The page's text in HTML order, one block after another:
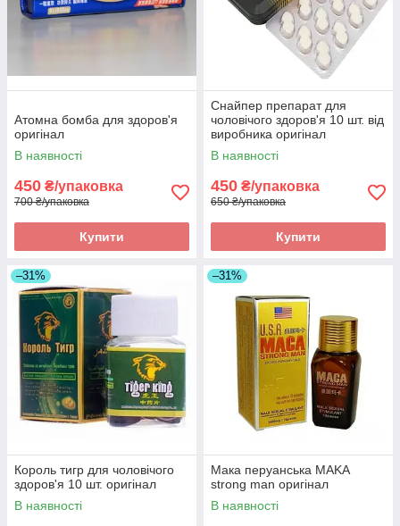
Атомна бомба для здоров'я
оригінал
В наявності
450 ₴/упаковка
700 ₴/упаковка
Купити
Снайпер препарат для
чоловічого здоров'я 10 шт. від
виробника оригінал
В наявності
450 ₴/упаковка
650 ₴/упаковка
Купити
–31%
Король тигр для чоловічого
здоров'я 10 шт. оригінал
В наявності
–31%
Мака перуанська MAKA
strong man оригінал
В наявності